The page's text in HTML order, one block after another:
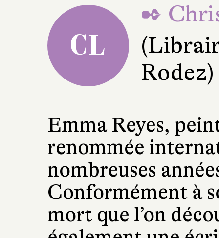
CL
✒
Rodez)
Emma Reyes,
renommée
nombreuses
Conformément à
mort que l’on